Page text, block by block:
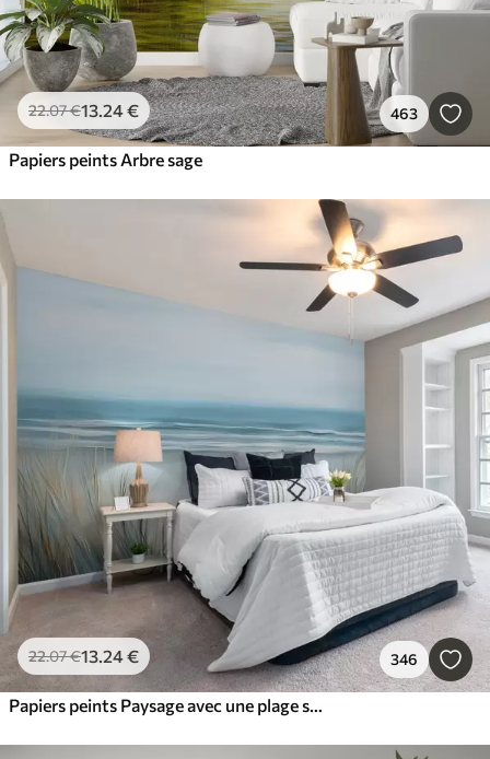
22.07€13.24€ 463
Papiers peints Arbre sage
22.07€13.24€ 346
Papiers peints Paysage avec une plage sauvage dans le style de la peinture à l'huile